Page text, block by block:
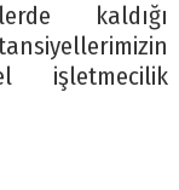
kaldığı
işletmecilik